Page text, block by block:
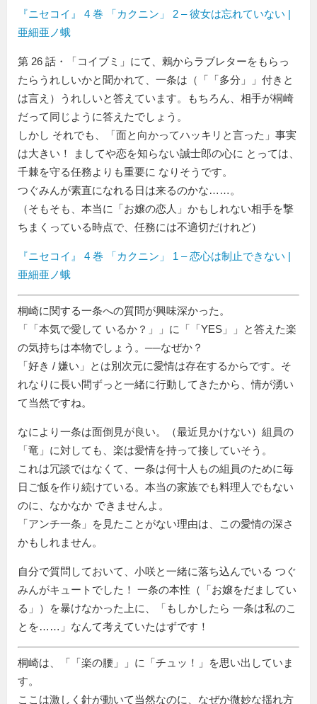
『ニセコイ』 4 巻 「カクニン」 2 – 彼女は忘れていない |
亜細亜ノ蛾
第 26 話・「コイブミ」にて、鶇からラブレターをもらっ
たらうれしいかと聞かれて、一条は（「
多分
」付きと
は言え）うれしいと答えています。もちろん、相手が桐崎
だって同じように答えたでしょう。
しかし それでも、「面と向かってハッキリと言った」事実
は大きい！ ましてや恋を知らない誠士郎の心に とっては、
千棘を守る任務よりも重要に なりそうです。
つぐみんが素直になれる日は来るのかな……。
（そもそも、本当に「お嬢の恋人」かもしれない相手を撃
ちまくっている時点で、任務には不適切だけれど）
『ニセコイ』 4 巻 「カクニン」 1 – 恋心は制止できない |
亜細亜ノ蛾
桐崎に関する一条への質問が興味深かった。
「
本気で愛して いるか？ 」に「 YES
」と答えた楽
の気持ちは本物でしょう。──なぜか？
「好き / 嫌い」とは別次元に愛情は存在するからです。そ
れなりに長い間ずっと一緒に行動してきたから、情が湧い
て当然ですね。
なにより一条は面倒見が良い。（最近見かけない）組員の
「竜」に対しても、楽は愛情を持って接していそう。
これは冗談ではなくて、一条は何十人もの組員のために毎
日ご飯を作り続けている。本当の家族でも料理人でもない
のに、なかなか できませんよ。
「アンチ一条」を見たことがない理由は、この愛情の深さ
かもしれません。
自分で質問しておいて、小咲と一緒に落ち込んでいる つぐ
みんがキュートでした！ 一条の本性（「お嬢をだましてい
る」）を暴けなかった上に、「もしかしたら 一条は私のこ
とを……」なんて考えていたはずです！
桐崎は、「 楽の腰 」に チュッ！
を思い出していま
す。
ここは激しく針が動いて当然なのに、なぜか微妙な揺れ方